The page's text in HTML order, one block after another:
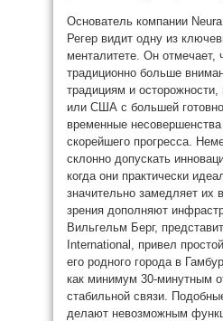
Основатель компании
Регер видит одну из
менталитете. Он отмечает,
традиционно больше
традициям и осторожности,
или США с большей
временные
скорейшего прогресса.
склонно допускать
когда они практически
значительно замедляет их
зрения дополняют
Вильгельм Берг,
International, привел
его родного города в
как минимум 30-минутным
стабильной связи.
делают невозможным